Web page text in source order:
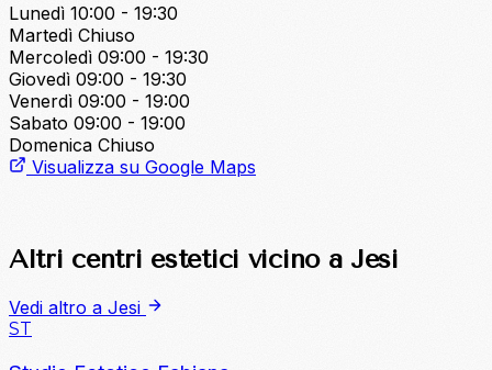
Lunedì 10:00 - 19:30
Martedì Chiuso
Mercoledì 09:00 - 19:30
Giovedì 09:00 - 19:30
Venerdì 09:00 - 19:00
Sabato 09:00 - 19:00
Domenica Chiuso
Visualizza su Google Maps
Altri centri estetici vicino a Jesi
Vedi altro a Jesi
ST